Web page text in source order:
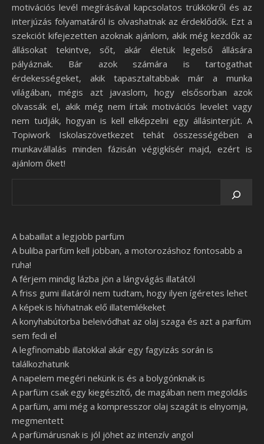
motivációs levél megírásával kapcsolatos trükkökről és az
interjúzás folyamatáról is olvashatnak az érdeklődők. Ezt a
szekciót kifejezetten azoknak ajánlom, akik még kezdők az
állásokat tekintve, sőt, akár életük legelső állására
pályáznak. Bár azok számára is tartogathat
érdekességeket, akik tapasztaltabbak már a munka
világában, mégis azt javaslom, hogy elsősorban azok
olvassák el, akik még nem írtak motivációs levelet vagy
nem tudják, hogyan is kell elképzelni egy állásinterjút. A
Topiwork Iskolaszövetkezet tehát összességében a
munkavállalás minden fázisán végigkísér majd, ezért is
ajánlom őket!
A babaillat a legjobb parfüm
A buliba parfüm kell jobban, a motorozáshoz fontosabb a
ruha!
A férjem mindig lázba jön a lángvágás illatától
A friss gumi illatáról nem tudtam, hogy ilyen ígéretes lehet
A képek is hívhatnak elő illatemlékeket
A konyhabútorba beleivódhat az olaj szaga és azt a parfüm
sem fedi el
A legfinomabb illatokkal akár egy fagyizás során is
találkozhatunk
A napelem megéri nekünk is és a bolygónknak is
A parfüm csak egy kiegészítő, de magában nem megoldás
A parfüm, ami még a kompresszor olaj szagát is elnyomja,
megmentett
A parfümárusnak is jól jöhet az intenzív angol